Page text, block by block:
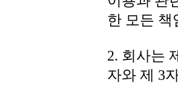
한 모든 책
2. 회사는
자와 제 3